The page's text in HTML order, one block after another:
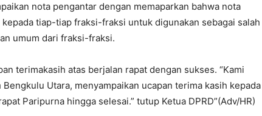
nota pengantar dengan memaparkan bahwa nota
tiap-tiap fraksi-fraksi untuk digunakan sebagai salah
umum dari fraksi-fraksi.
terimakasih atas berjalan rapat dengan sukses. “Kami
Utara, menyampaikan ucapan terima kasih kepada
Paripurna hingga selesai.” tutup Ketua DPRD”(Adv/HR)